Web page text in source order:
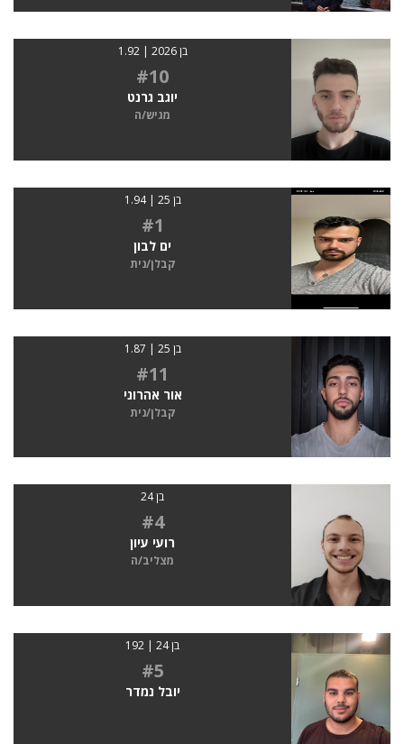
בן 2026 | 1.92
#10
יוגב גרנט
מגיש/ה
בן 25 | 1.94
#1
ים לבון
קבלן/נית
בן 25 | 1.87
#11
אור אהרוני
קבלן/נית
בן 24
#4
רועי עיון
מצליב/ה
בן 24 | 192
#5
יובל נמדר